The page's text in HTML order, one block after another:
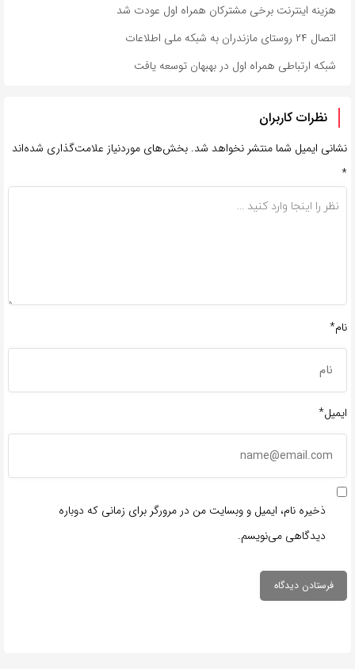
هزینه اینترنت برخی مشترکان همراه اول عودت شد
اتصال ۲۴ روستای مازندران به شبکه ملی اطلاعات
شبکه ارتباطی همراه اول در بهبهان توسعه یافت
نظرات کاربران
نشانی ایمیل شما منتشر نخواهد شد. بخش‌های موردنیاز علامت‌گذاری شده‌اند
*
نام*
ایمیل*
ذخیره نام، ایمیل و وبسایت من در مرورگر برای زمانی که دوباره
دیدگاهی می‌نویسم.